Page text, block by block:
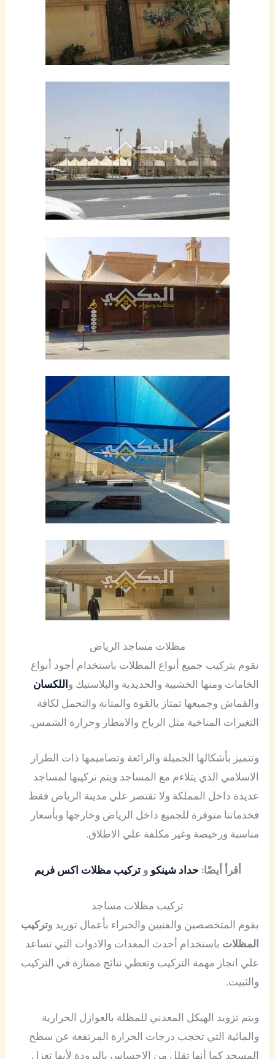
مظلات مساجد الرياض
نقوم بتركيب جميع أنواع المظلات باستخدام أجود أنواع
الخامات ومنها الخشبية والحديدية والبلاستيك و اللكسان
والقماش وجميعها تمتاز بالقوة والمتانة والتحمل لكافة
التغيرات المناخية مثل الرياح والامطار وحرارة الشمس.
وتتميز بأشكالها الجميلة والرائعة وتصاميمها ذات الطراز
الاسلامي الذي يتلاءم مع المساجد ويتم تركيبها لمساجد
عديدة داخل المملكة ولا تقتصر علي مدينة الرياض فقط
فخدماتنا متوفرة للجميع داخل الرياض وخارجها وبأسعار
مناسبة ورخيصة وغير مكلفة علي الاطلاق.
أقرأ أيضًا: حداد شينكو وتركيب مظلات اكس فريم
تركيب مظلات مساجد
يقوم المتخصصين والفنيين والخبراء بأعمال توريد وتركيب
المظلات باستخدام أحدث المعدات والادوات التي تساعد
علي انجاز مهمة التركيب وتعطي نتائج ممتازة في التركيب
والثبيت.
ويتم تزويد الهيكل المعدني للمظلة بالعوازل الحرارية
والمائية التي تحجب درجات الحرارة المرتفعة عن سطح
المسجد كما أنها تقلل من الاحساس بالبرودة لأنها تعزل